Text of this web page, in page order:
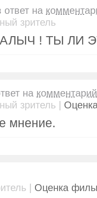
ответ на
зритель
! ТЫ ЛИ
на комментарий
зритель |
мнение.
| Оценка